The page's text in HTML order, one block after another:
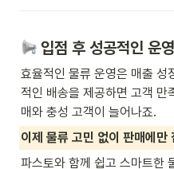
입점 후 성공적인 운
효율적인 물류 운영은 매출 성
적인 배송을 제공하면 고객 만
매와 충성 고객이 늘어나죠.
이제 물류 고민 없이 판매에만
파스토와 함께 쉽고 스마트한